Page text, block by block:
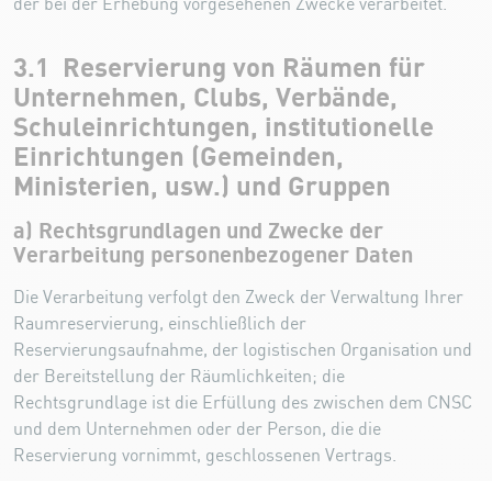
der bei der Erhebung vorgesehenen Zwecke verarbeitet.
3.1 Reservierung von Räumen für
Unternehmen, Clubs, Verbände,
Schuleinrichtungen, institutionelle
Einrichtungen (Gemeinden,
Ministerien, usw.) und Gruppen
a) Rechtsgrundlagen und Zwecke der
Verarbeitung personenbezogener Daten
Die Verarbeitung verfolgt den Zweck der Verwaltung Ihrer
Raumreservierung, einschließlich der
Reservierungsaufnahme, der logistischen Organisation und
der Bereitstellung der Räumlichkeiten; die
Rechtsgrundlage ist die Erfüllung des zwischen dem CNSC
und dem Unternehmen oder der Person, die die
Reservierung vornimmt, geschlossenen Vertrags.